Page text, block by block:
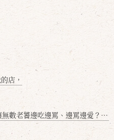
店，
邊吃邊罵、邊罵邊愛？小辣雞揭密！」